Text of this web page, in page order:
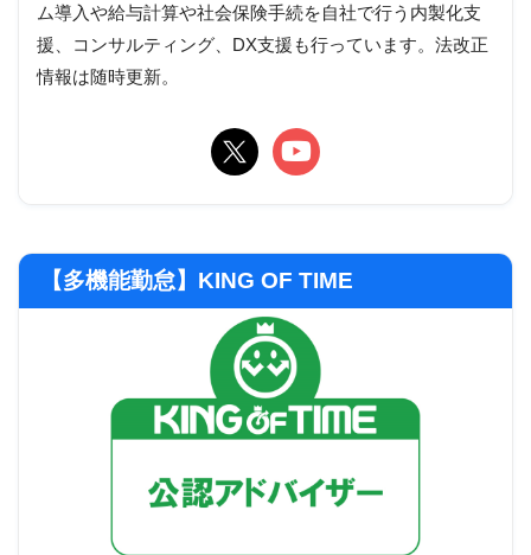
ム導入や給与計算や社会保険手続を自社で行う内製化支
援、コンサルティング、DX支援も行っています。法改正
情報は随時更新。
【多機能勤怠】KING OF TIME